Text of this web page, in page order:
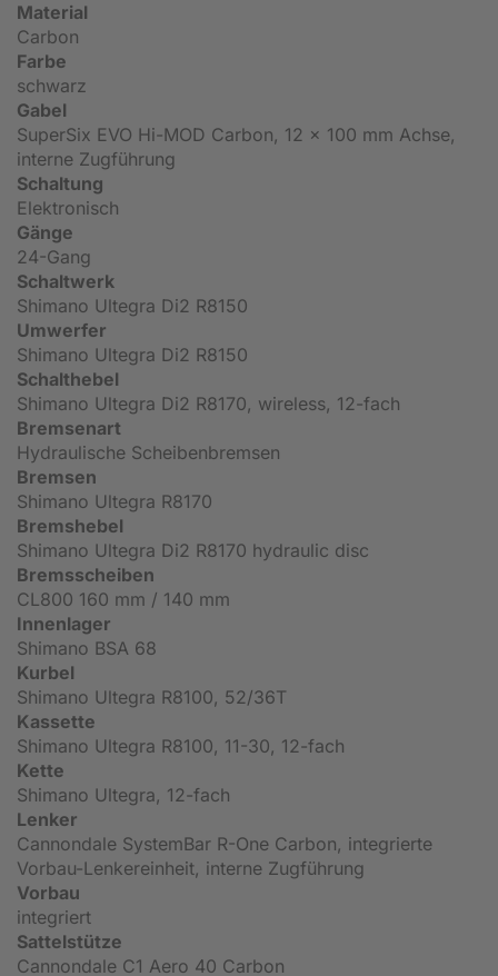
Material
Carbon
Farbe
schwarz
Gabel
SuperSix EVO Hi-MOD Carbon, 12 x 100 mm Achse,
interne Zugführung
Schaltung
Elektronisch
Gänge
24-Gang
Schaltwerk
Shimano Ultegra Di2 R8150
Umwerfer
Shimano Ultegra Di2 R8150
Schalthebel
Shimano Ultegra Di2 R8170, wireless, 12-fach
Bremsenart
Hydraulische Scheibenbremsen
Bremsen
Shimano Ultegra R8170
Bremshebel
Shimano Ultegra Di2 R8170 hydraulic disc
Bremsscheiben
CL800 160 mm / 140 mm
Innenlager
Shimano BSA 68
Kurbel
Shimano Ultegra R8100, 52/36T
Kassette
Shimano Ultegra R8100, 11-30, 12-fach
Kette
Shimano Ultegra, 12-fach
Lenker
Cannondale SystemBar R-One Carbon, integrierte
Vorbau-Lenkereinheit, interne Zugführung
Vorbau
integriert
Sattelstütze
Cannondale C1 Aero 40 Carbon